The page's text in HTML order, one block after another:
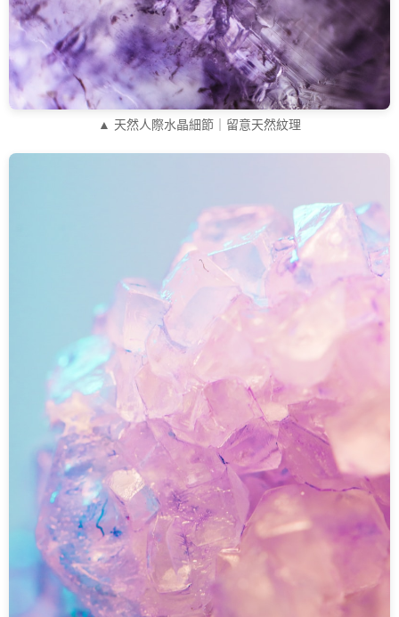
▲ 天然人際水晶細節｜留意天然紋理